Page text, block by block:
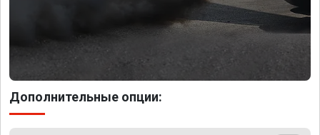
Дополнительные опции: